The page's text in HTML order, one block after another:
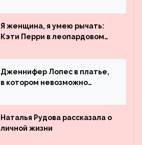
просмотрам на YouTube. Они
обогнали даже Джастина
Бибера
Я женщина, я умею рычать:
Кэти Перри в леопардовом
Дженнифер Лопес в платье,
в котором невозможно
Наталья Рудова рассказала о
личной жизни